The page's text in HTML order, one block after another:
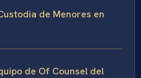
de Menores en
de Of Counsel del